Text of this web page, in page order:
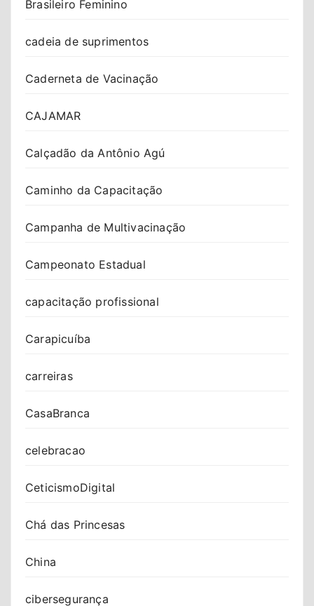
Brasileiro Feminino
cadeia de suprimentos
Caderneta de Vacinação
CAJAMAR
Calçadão da Antônio Agú
Caminho da Capacitação
Campanha de Multivacinação
Campeonato Estadual
capacitação profissional
Carapicuíba
carreiras
CasaBranca
celebracao
CeticismoDigital
Chá das Princesas
China
cibersegurança